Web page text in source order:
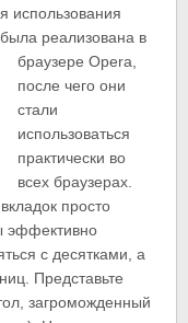
использования
реализована в
браузере Opera,
после чего они
стали
использоваться
практически во
всех браузерах.
просто
эффективно
с десятками, а
Представьте
загроможденный